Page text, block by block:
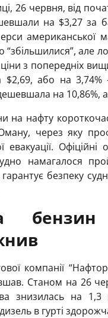
26 червня, від
на $3,27 за
“збільшилися”, але
з попередніх
$2,69, або на
на 10,86%,
на нафту
через яку
евакуації.
намагалося
безпеку
компанії
Станом на 26
знизилась на
в гурті